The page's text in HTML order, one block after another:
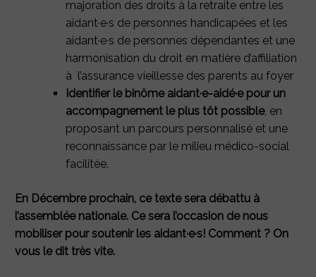
majoration des droits à la retraite entre les
aidant·e·s de personnes handicapées et les
aidant·e·s de personnes dépendantes et une
harmonisation du droit en matière d’affiliation
à l’assurance vieillesse des parents au foyer
Identifier le binôme aidant·e-aidé·e pour un
accompagnement le plus tôt possible, en
proposant un parcours personnalisé et une
reconnaissance par le milieu médico-social
facilitée.
En Décembre prochain, ce texte sera débattu à
l’assemblée nationale. Ce sera l’occasion de nous
mobiliser pour soutenir les aidant·e·s! Comment ? On
vous le dit très vite.